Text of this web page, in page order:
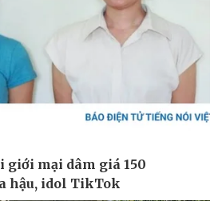
Chứng khoán
Giá cà phê